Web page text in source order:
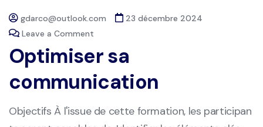
gdarco@outlook.com
23 décembre 2024
Leave a Comment
Optimiser sa
communication
Objectifs À l'issue de cette formation, les participan